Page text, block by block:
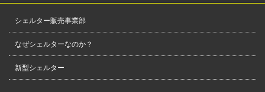
シェルター販売事業部
なぜシェルターなのか？
新型シェルター